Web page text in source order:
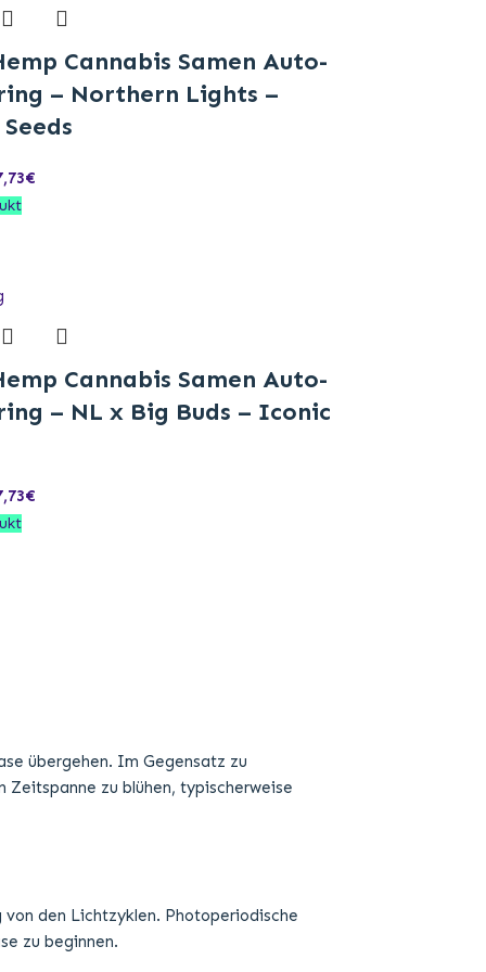
Cannabis Samen Auto-
– Northern Lights –
€
Cannabis Samen Auto-
– NL x Big Buds – Iconic
€
übergehen. Im Gegensatz zu
zu blühen, typischerweise
den Lichtzyklen. Photoperiodische
zu beginnen.